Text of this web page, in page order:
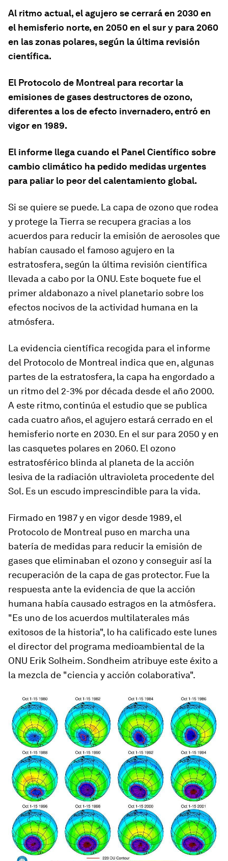
Al ritmo actual, el agujero se cerrará en 2030 en
el hemisferio norte, en 2050 en el sur y para 2060
en las zonas polares, según la última revisión
científica.
El Protocolo de Montreal para recortar la
emisiones de gases destructores de ozono,
diferentes a los de efecto invernadero, entró en
vigor en 1989.
El informe llega cuando el Panel Científico sobre
cambio climático ha pedido medidas urgentes
para paliar lo peor del calentamiento global.
Si se quiere se puede. La capa de ozono que rodea
y protege la Tierra se recupera gracias a los
acuerdos para reducir la emisión de aerosoles que
habían causado el famoso agujero en la
estratosfera, según la última revisión científica
llevada a cabo por la ONU. Este boquete fue el
primer aldabonazo a nivel planetario sobre los
efectos nocivos de la actividad humana en la
atmósfera.
La evidencia científica recogida para el informe
del Protocolo de Montreal indica que en, algunas
partes de la estratosfera, la capa ha engordado a
un ritmo del 2-3% por década desde el año 2000.
A este ritmo, continúa el estudio que se publica
cada cuatro años, el agujero estará cerrado en el
hemisferio norte en 2030. En el sur para 2050 y en
las casquetes polares en 2060. El ozono
estratosférico blinda al planeta de la acción
lesiva de la radiación ultravioleta procedente del
Sol. Es un escudo imprescindible para la vida.
Firmado en 1987 y en vigor desde 1989, el
Protocolo de Montreal puso en marcha una
batería de medidas para reducir la emisión de
gases que eliminaban el ozono y conseguir así la
recuperación de la capa de gas protector. Fue la
respuesta ante la evidencia de que la acción
humana había causado estragos en la atmósfera.
"Es uno de los acuerdos multilaterales más
exitosos de la historia", lo ha calificado este lunes
el director del programa medioambiental de la
ONU Erik Solheim. Sondheim atribuye este éxito a
la mezcla de "ciencia y acción colaborativa".